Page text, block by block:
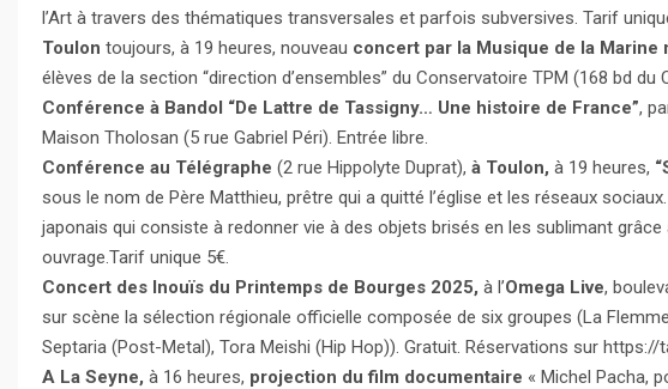
l’Art à travers des thématiques transversales et parfois subversives. Tarif
Toulon toujours, à 19 heures, nouveau concert par la Musique de la Marine
élèves de la section “direction d’ensembles” du Conservatoire TPM (168 bd du
Conférence à Bandol “De Lattre de Tassigny… Une histoire de France”,
Maison Tholosan (5 rue Gabriel Péri). Entrée libre.
Conférence au Télégraphe (2 rue Hippolyte Duprat), à Toulon, à 19 heures,
sous le nom de Père Matthieu, prêtre qui a quitté l’église et les réseaux
japonais qui consiste à redonner vie à des objets brisés en les sublimant grâce
ouvrage.Tarif unique 5€.
Concert des Inouïs du Printemps de Bourges 2025, à l’Omega Live,
sur scène la sélection régionale officielle composée de six groupes (La
Septaria (Post-Metal), Tora Meishi (Hip Hop)). Gratuit. Réservations sur
A La Seyne, à 16 heures, projection du film documentaire « Michel Pacha,